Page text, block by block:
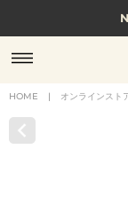
8/17(月)10
贈る相手や
HOME | オンラインスト